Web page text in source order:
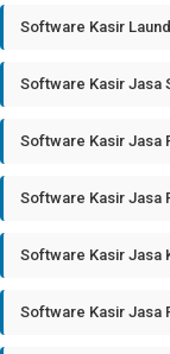
Software Kasir
Software Kasir Jasa
Software Kasir Jasa
Software Kasir Jasa
Software Kasir Jasa
Software Kasir Jasa